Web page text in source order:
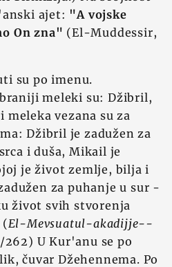
ajet: "A vojske
On zna" (El-Muddessir,
su po imenu.
meleki su: Džibril,
vezana su za
Džibril je zadužen za
i duša, Mikail je
je život zemlje, bilja i
za puhanje u sur -
život svih stvorenja
(El-Mevsuatul-akadijje--
262) U Kur'anu se po
čuvar Džehennema. Po